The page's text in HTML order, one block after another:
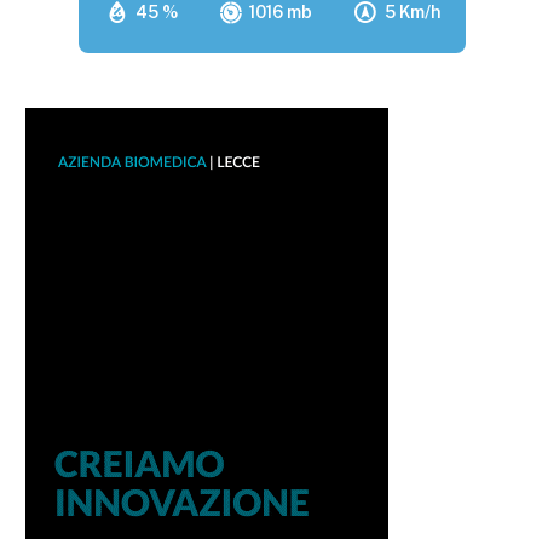
45 % 1016 mb 5 Km/h